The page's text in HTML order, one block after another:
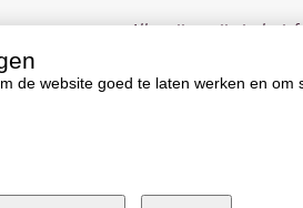
Alle prijzen zijn inclusief
de website goed te laten werken en om